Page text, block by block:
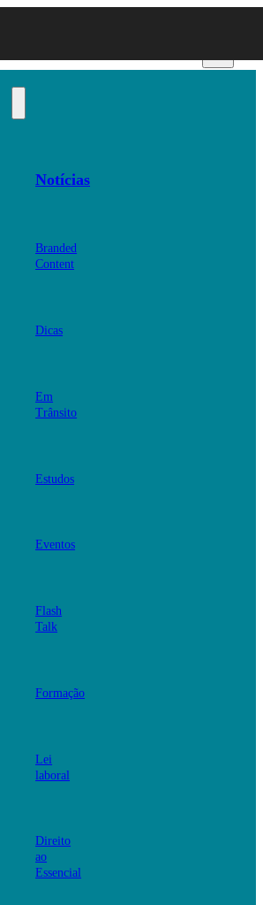
Notícias
Branded
Content
Dicas
Em
Trânsito
Estudos
Eventos
Flash
Talk
Formação
Lei
laboral
Direito
ao
Essencial